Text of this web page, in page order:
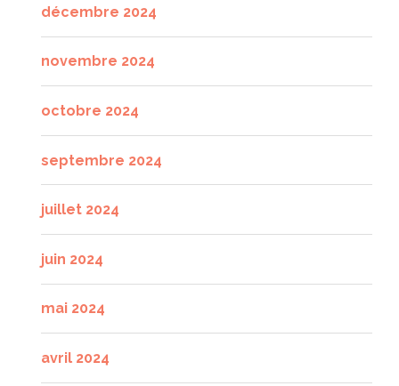
décembre 2024
novembre 2024
octobre 2024
septembre 2024
juillet 2024
juin 2024
mai 2024
avril 2024